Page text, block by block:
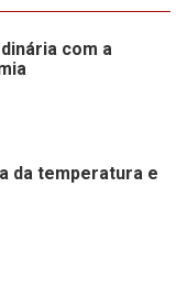
com a
da temperatura e